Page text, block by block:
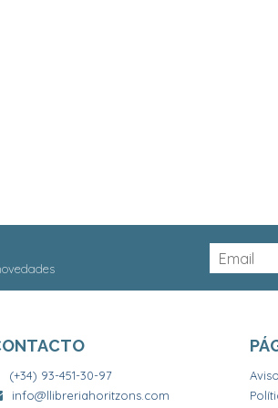
(+34) 93-451-30-97
info@llibreriahoritzons.com